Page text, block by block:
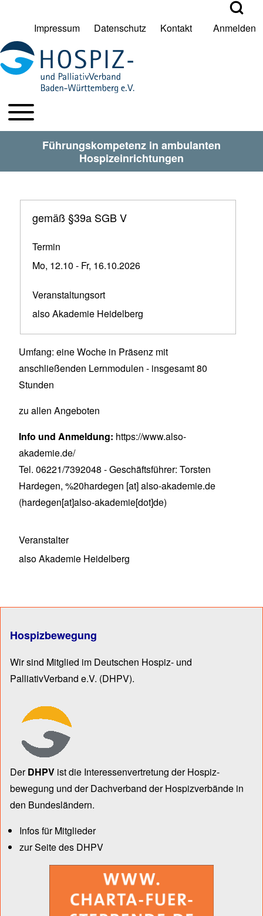
Suche Schließen
Suche
User account menu
Impressum Datenschutz Kontakt Anmelden
HPV BW Hauptmenu
Toggle main menu
Führungskompetenz in ambulanten
Hospizeinrichtungen
gemäß §39a SGB V
Termin
Mo, 12.10 - Fr, 16.10.2026
Veranstaltungsort
also Akademie Heidelberg
Umfang: eine Woche in Präsenz mit
anschließenden Lernmodulen - insgesamt 80
Stunden
zu allen Angeboten
Info und Anmeldung: https://www.also-
akademie.de/
Tel. 06221/7392048 - Geschäftsführer: Torsten
Hardegen, %20hardegen [at]also-akademie.de
(hardegen[at]also-akademie[dot]de)
Veranstalter
also Akademie Heidelberg
Hospizbewegung
Wir sind Mitglied im Deutschen Hospiz- und
PalliativVerband e.V. (DHPV).
DerDHPV ist die Inter­essen­ver­tre­tung der Hospiz­
bewegung und der Dach­verband der Hospiz­verbände in
den Bun­des­län­dern.
Infos für Mitglieder
zur Seite des DHPV